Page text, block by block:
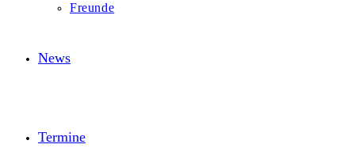
Freunde
News
Termine